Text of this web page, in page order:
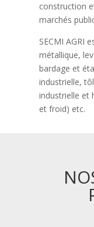
construction
marchés
SECMI AGRI
métallique,
bardage et
industrielle,
industrielle et
et froid) etc.